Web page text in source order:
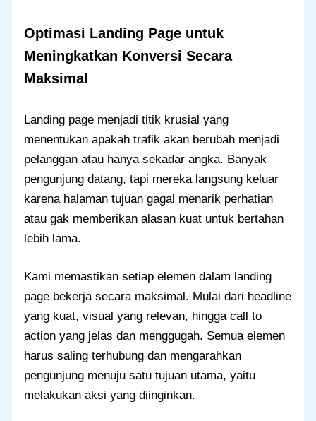
Optimasi Landing Page untuk
Meningkatkan Konversi Secara
Maksimal
Landing page menjadi titik krusial yang
menentukan apakah trafik akan berubah menjadi
pelanggan atau hanya sekadar angka. Banyak
pengunjung datang, tapi mereka langsung keluar
karena halaman tujuan gagal menarik perhatian
atau gak memberikan alasan kuat untuk bertahan
lebih lama.
Kami memastikan setiap elemen dalam landing
page bekerja secara maksimal. Mulai dari headline
yang kuat, visual yang relevan, hingga call to
action yang jelas dan menggugah. Semua elemen
harus saling terhubung dan mengarahkan
pengunjung menuju satu tujuan utama, yaitu
melakukan aksi yang diinginkan.